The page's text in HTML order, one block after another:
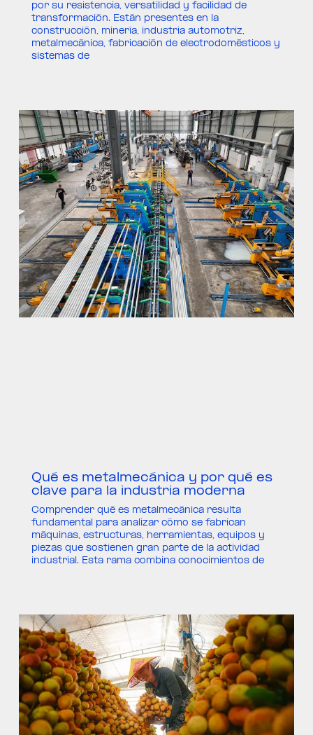
por su resistencia, versatilidad y facilidad de
transformación. Están presentes en la
construcción, minería, industria automotriz,
metalmecánica, fabricación de electrodomésticos y
sistemas de
Qué es metalmecánica y por qué es
clave para la industria moderna
Comprender qué es metalmecánica resulta
fundamental para analizar cómo se fabrican
máquinas, estructuras, herramientas, equipos y
piezas que sostienen gran parte de la actividad
industrial. Esta rama combina conocimientos de